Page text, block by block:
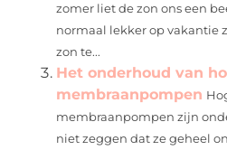
zomer liet de zon ons een
normaal lekker op vakantie
zon te...
Het onderhoud van
membraanpompen
membraanpompen zijn
niet zeggen dat ze geheel